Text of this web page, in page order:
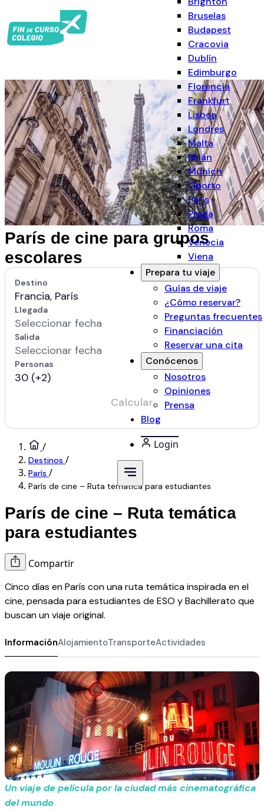
Bruselas
Budapest
Cracovia
Dublín
Edimburgo
Florencia
Frankfurt
Lisboa
Londres
Malta
Milán
Múnich
Oporto
París
Praga
Roma
Venecia
Viena
Prepara tu viaje
Guías de viaje
¿Cómo reservar?
Preguntas frecuentes
Financiación
Reservar una cita
Conócenos
Nosotros
Opiniones
Prensa
Blog
Login
París de cine para grupos
escolares
/
Destinos /
París /
París de cine – Ruta temática para estudiantes
París de cine – Ruta temática
para estudiantes
Compartir
Cinco días en París con una ruta temática inspirada en el
cine, pensada para estudiantes de ESO y Bachillerato que
buscan un viaje original.
InformaciónAlojamientoTransporteActividades
Un viaje de película por la ciudad más cinematográfica
del mundo